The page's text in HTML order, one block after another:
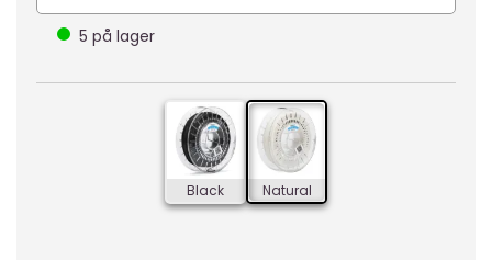
Black Natural
5 på lager